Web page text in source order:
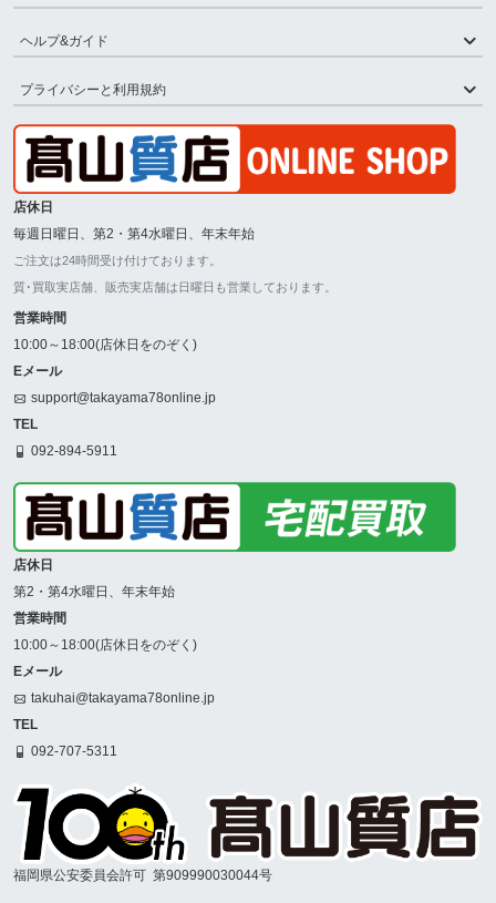
ヘルプ&ガイド
プライバシーと利用規約
店休日
毎週日曜日、第2・第4水曜日、年末年始
ご注文は24時間受け付けております。
質･買取実店舗、販売実店舗は日曜日も営業しております。
営業時間
10:00～18:00(店休日をのぞく)
Eメール
support@takayama78online.jp
TEL
092-894-5911
店休日
第2・第4水曜日、年末年始
営業時間
10:00～18:00(店休日をのぞく)
Eメール
takuhai@takayama78online.jp
TEL
092-707-5311
福岡県公安委員会許可 第909990030044号